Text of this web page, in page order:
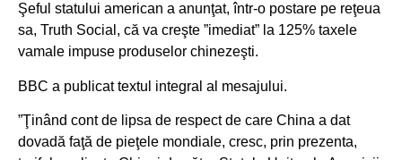
Şeful statului american a anunţat, într-o postare pe reţeua
sa, Truth Social, că va creşte ”imediat” la 125% taxele
vamale impuse produselor chinezeşti.
BBC a publicat textul integral al mesajului.
”Ţinând cont de lipsa de respect de care China a dat
dovadă faţă de pieţele mondiale, cresc, prin prezenta,